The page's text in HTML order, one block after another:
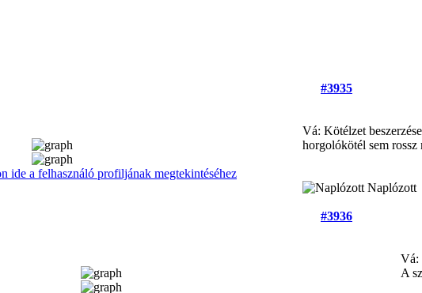
#3935
Vá: Kötélzet beszerzése
horgolókötél sem
Naplózott
#3936
Vá:
A